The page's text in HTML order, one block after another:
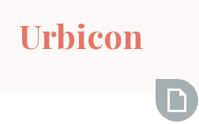
contentUrbicon